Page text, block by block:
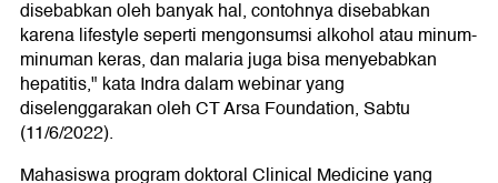
disebabkan oleh banyak hal, contohnya disebabkan
karena lifestyle seperti mengonsumsi alkohol atau minum-
minuman keras, dan malaria juga bisa menyebabkan
hepatitis," kata Indra dalam webinar yang
diselenggarakan oleh CT Arsa Foundation, Sabtu
(11/6/2022).
Mahasiswa program doktoral Clinical Medicine yang